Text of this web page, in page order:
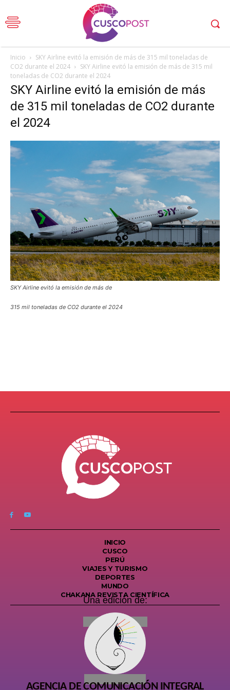
Inicio
SKY Airline evitó la emisión de más de 315 mil toneladas de
CO2 durante el 2024
SKY Airline evitó la emisión de más de 315 mil
toneladas de CO2 durante el 2024
SKY Airline evitó la emisión de más
de 315 mil toneladas de CO2 durante
el 2024
SKY Airline evitó la emisión de más de
315 mil toneladas de CO2 durante el 2024
INICIO
CUSCO
PERÚ
VIAJES Y TURISMO
DEPORTES
MUNDO
CHAKANA REVISTA CIENTÍFICA
Una edición de:
AGENCIA DE COMUNICACIÓN INTEGRAL